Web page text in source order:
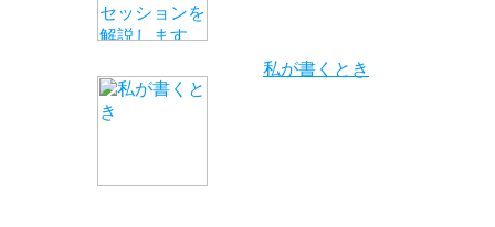
私が書くとき